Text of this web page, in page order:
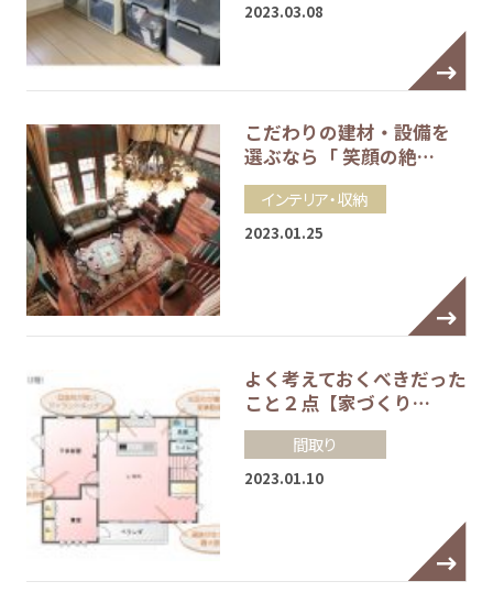
2023.03.08
こだわりの建材・設備を
選ぶなら「 笑顔の絶…
インテリア・収納
2023.01.25
よく考えておくべきだった
こと２点【家づくり…
間取り
2023.01.10